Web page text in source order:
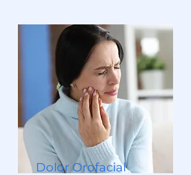
Dolor Orofacial